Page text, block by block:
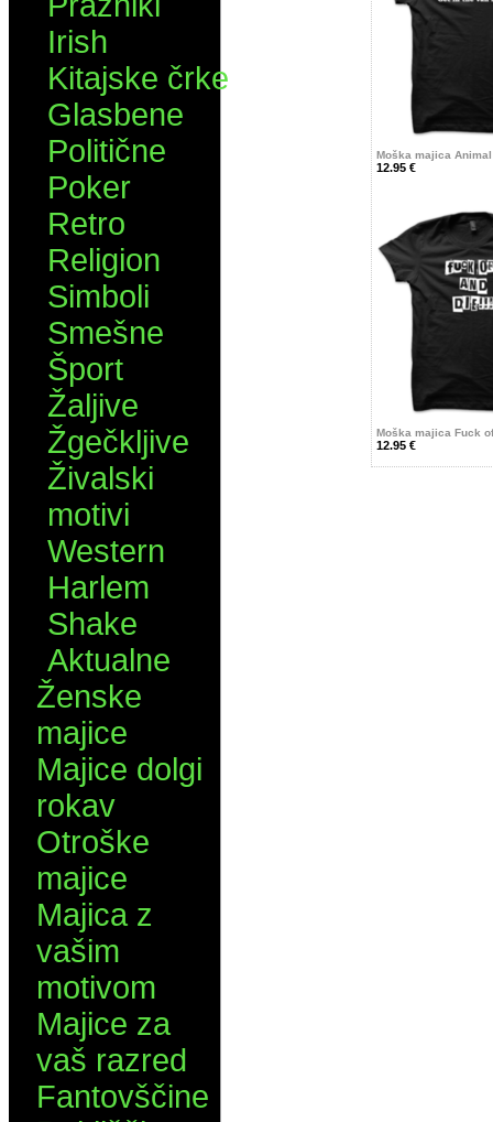
Irish
Kitajske črke
Glasbene
Politične
Poker
Retro
Religion
Simboli
Smešne
Šport
Žaljive
Žgečkljive
Živalski
motivi
Western
Harlem
Shake
Aktualne
Ženske
majice
Majice dolgi
rokav
Otroške
majice
Majica z
vašim
motivom
Majice za
vaš razred
Fantovščine
Moška majica
12.95 €
Moška majica Fuck
12.95 €